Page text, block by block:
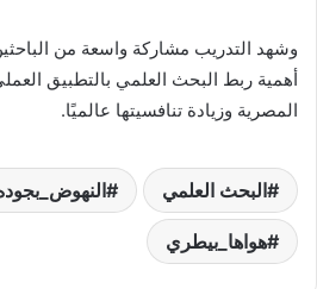
وشهد التدريب مشاركة واسعة من
أهمية ربط البحث العلمي بالتطبيق
المصرية وزيادة تنافسيتها عالميًا.
البحث العلمي
هواها_بيطري